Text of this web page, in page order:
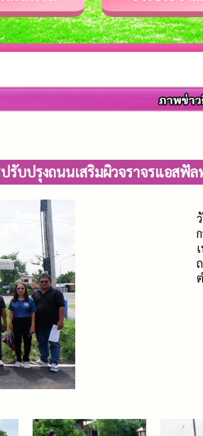
รับปรุงถนนเสริมผิวจราจรแอส